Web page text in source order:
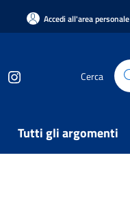
Accedi all'area personale
Cerca
Tutti gli argomenti